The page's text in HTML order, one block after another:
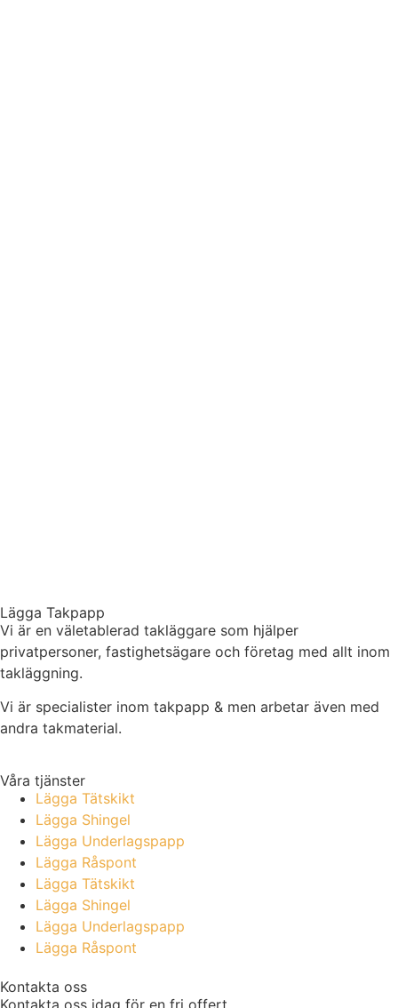
Lägga Takpapp
Vi är en väletablerad takläggare som hjälper
privatpersoner, fastighetsägare och företag med allt inom
takläggning.
Vi är specialister inom takpapp & men arbetar även med
andra takmaterial.
Våra tjänster
Lägga Tätskikt
Lägga Shingel
Lägga Underlagspapp
Lägga Råspont
Lägga Tätskikt
Lägga Shingel
Lägga Underlagspapp
Lägga Råspont
Kontakta oss
Kontakta oss idag för en fri offert.